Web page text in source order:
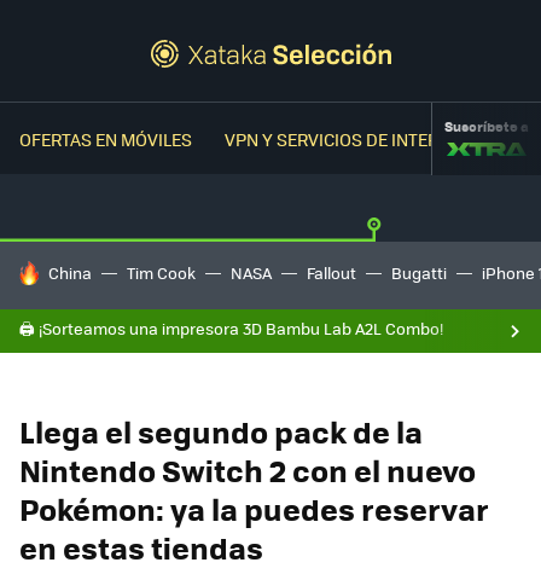
OFERTAS EN MÓVILES VPN Y SERVICIOS DE INTERNETSuscríbete a
HOY SE HABLA DE
China Tim Cook NASA Fallout Bugatti iPhone
🖨️ ¡Sorteamos una impresora 3D Bambu Lab A2L Combo!
Llega el segundo pack de la
Nintendo Switch 2 con el nuevo
Pokémon: ya la puedes reservar
en estas tiendas